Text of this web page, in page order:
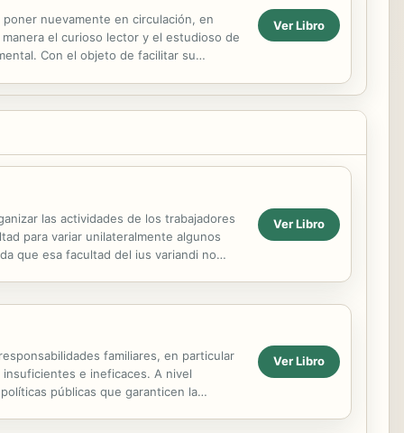
nuevamente en circulación, en
el curioso lector y el estudioso de
Con el objeto de facilitar su
Ver Libro
las actividades de los trabajadores
para variar unilateralmente algunos
que esa facultad del ius variandi no
Ver Libro
familiares, en particular
e ineficaces. A nivel
públicas que garanticen la
Ver Libro